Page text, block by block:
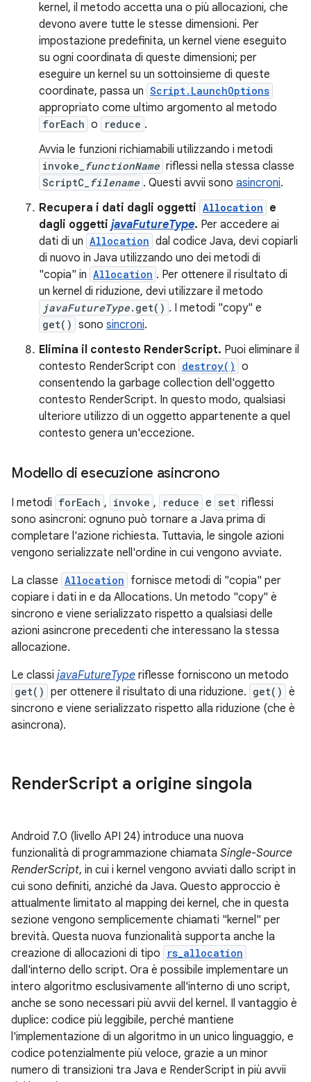
kernel, il metodo accetta una o più allocazioni, che
devono avere tutte le stesse dimensioni. Per
impostazione predefinita, un kernel viene eseguito
su ogni coordinata di queste dimensioni; per
eseguire un kernel su un sottoinsieme di queste
coordinate, passa un Script.LaunchOptions
appropriato come ultimo argomento al metodo
forEach o reduce .
Avvia le funzioni richiamabili utilizzando i metodi
invoke_ functionName riflessi nella stessa classe
ScriptC_ filename . Questi avvii sono asincroni.
Recupera i dati dagli oggetti Allocation e
dagli oggetti javaFutureType. Per accedere ai
dati di un Allocation dal codice Java, devi copiarli
di nuovo in Java utilizzando uno dei metodi di
"copia" in Allocation . Per ottenere il risultato di
un kernel di riduzione, devi utilizzare il metodo
javaFutureType.get() . I metodi "copy" e
get() sono sincroni.
Elimina il contesto RenderScript. Puoi eliminare il
contesto RenderScript con destroy() o
consentendo la garbage collection dell'oggetto
contesto RenderScript. In questo modo, qualsiasi
ulteriore utilizzo di un oggetto appartenente a quel
contesto genera un'eccezione.
Modello di esecuzione asincrono
I metodi forEach , invoke , reduce e set riflessi
sono asincroni: ognuno può tornare a Java prima di
completare l'azione richiesta. Tuttavia, le singole azioni
vengono serializzate nell'ordine in cui vengono avviate.
La classe Allocation fornisce metodi di "copia" per
copiare i dati in e da Allocations. Un metodo "copy" è
sincrono e viene serializzato rispetto a qualsiasi delle
azioni asincrone precedenti che interessano la stessa
allocazione.
Le classi javaFutureType riflesse forniscono un metodo
get() per ottenere il risultato di una riduzione. get() è
sincrono e viene serializzato rispetto alla riduzione (che è
asincrona).
RenderScript a origine singola
Android 7.0 (livello API 24) introduce una nuova
funzionalità di programmazione chiamata Single-Source
RenderScript, in cui i kernel vengono avviati dallo script in
cui sono definiti, anziché da Java. Questo approccio è
attualmente limitato al mapping dei kernel, che in questa
sezione vengono semplicemente chiamati "kernel" per
brevità. Questa nuova funzionalità supporta anche la
creazione di allocazioni di tipo
rs_allocation
dall'interno dello script. Ora è possibile implementare un
intero algoritmo esclusivamente all'interno di uno script,
anche se sono necessari più avvii del kernel. Il vantaggio è
duplice: codice più leggibile, perché mantiene
l'implementazione di un algoritmo in un unico linguaggio, e
codice potenzialmente più veloce, grazie a un minor
numero di transizioni tra Java e RenderScript in più avvii